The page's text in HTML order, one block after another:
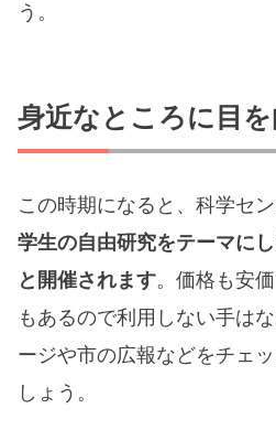
う。
身近なところに目
この時期になると、科学セ
学生の自由研究をテーマに
と開催されます。価格も安
もあるので利用しない手は
ージや市の広報などをチェ
しょう。